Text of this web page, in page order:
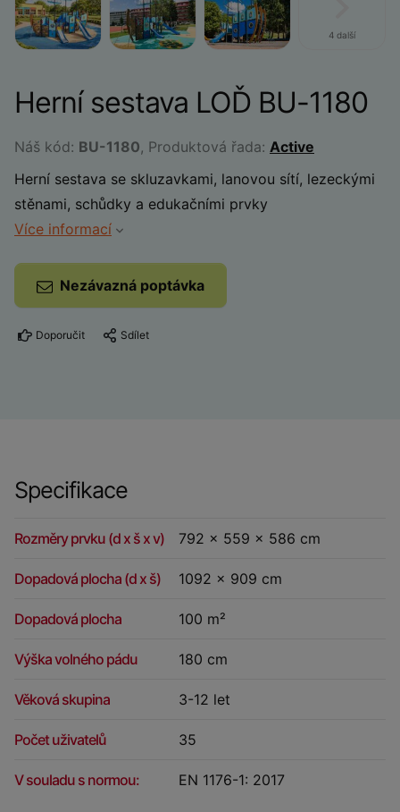
4 další
Herní sestava LOĎ BU-1180
Náš kód: BU-1180, Produktová řada: Active
Herní sestava se skluzavkami, lanovou sítí, lezeckými
stěnami, schůdky a edukačními prvky
Více informací
Nezávazná poptávka
Doporučit Sdílet
Specifikace
Rozměry prvku (d x š x v) 792 x 559 x 586 cm
Dopadová plocha (d x š) 1092 x 909 cm
Dopadová plocha 100 m²
Výška volného pádu 180 cm
Věková skupina 3-12 let
Počet uživatelů 35
V souladu s normou: EN 1176-1: 2017